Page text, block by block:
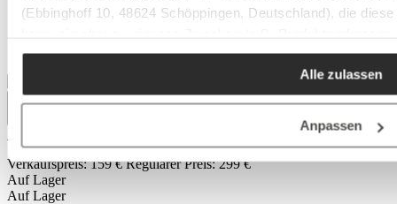
(Ebbinghoff 10, 48624 Schöppingen, Deutschland), die
verarbeiten darf.
Alle zulassen
Anpassen
Verkaufspreis:159 €Regulärer Preis: 299 €
Auf Lager
Auf Lager